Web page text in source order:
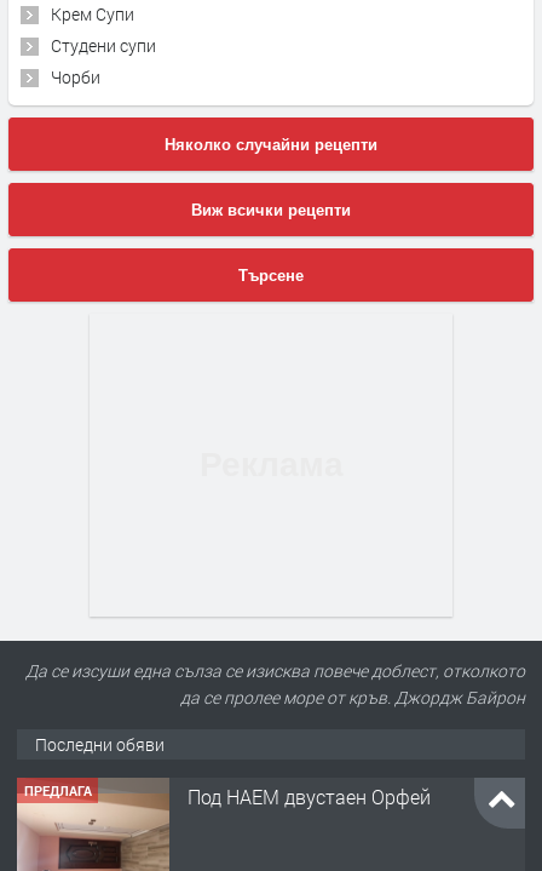
Крем Супи
Студени супи
Чорби
Няколко случайни рецепти
Виж всички рецепти
Търсене
Да се изсуши една сълза се изисква повече доблест, отколкото
да се пролее море от кръв. Джордж Байрон
Последни обяви
ПРЕДЛАГА Под НАЕМ двустаен Орфей